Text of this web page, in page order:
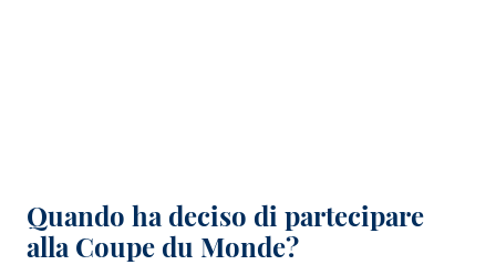
Quando ha deciso di partecipare
alla Coupe du Monde?